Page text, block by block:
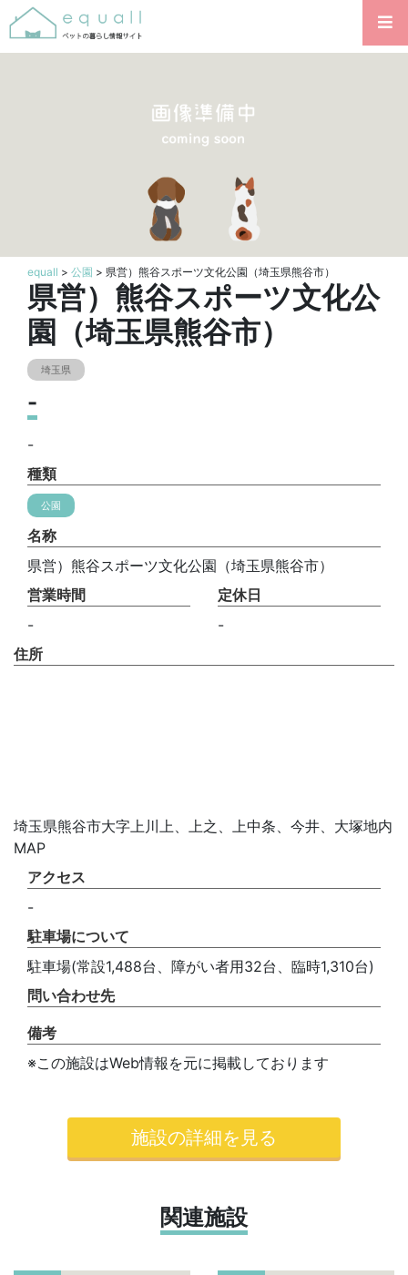
equall > 公園 > 県営）熊谷スポーツ文化公園（埼玉県熊谷市）
県営）熊谷スポーツ文化公
園（埼玉県熊谷市）
埼玉県
-
-
種類
公園
名称
県営）熊谷スポーツ文化公園（埼玉県熊谷市）
営業時間
-
定休日
-
住所
埼玉県熊谷市大字上川上、上之、上中条、今井、大塚地内
MAP
アクセス
-
駐車場について
駐車場(常設1,488台、障がい者用32台、臨時1,310台)
問い合わせ先
備考
※この施設はWeb情報を元に掲載しております
施設の詳細を見る
関連施設